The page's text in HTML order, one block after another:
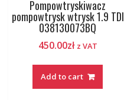
Pompowtryskiwacz
pompowtrysk wtrysk 1.9 TDI
038130073BQ
450.00zł z VAT
Add to cart